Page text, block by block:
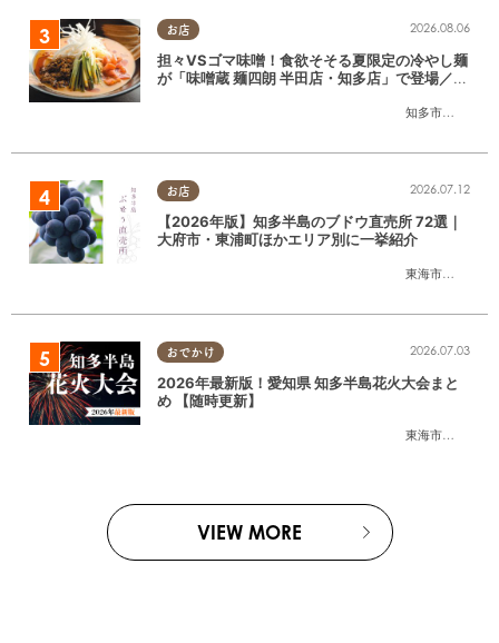
お店
知多市半田市
2026.08.06
担々VSゴマ味噌！食欲そそる夏限定の冷やし麺
が「味噌蔵 麺四朗 半田店・知多店」で登場／ち
お店
東海市大府市
2026.07.12
【2026年版】知多半島のブドウ直売所 72選｜
大府市・東浦町ほかエリア別に一挙紹介
おでかけ
東海市大府市
2026.07.03
2026年最新版！愛知県 知多半島花火大会まと
め 【随時更新】
VIEW MORE